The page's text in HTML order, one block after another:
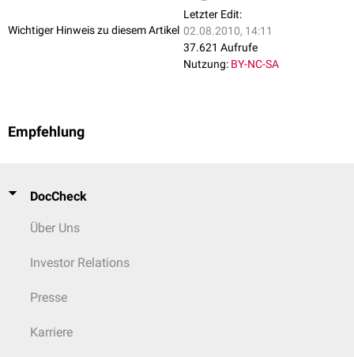
Wichtiger Hinweis zu diesem Artikel
Letzter Edit:
02.08.2010, 14:11
37.621 Aufrufe
Nutzung: BY-NC-SA
Empfehlung
DocCheck
Über Uns
Investor Relations
Presse
Karriere